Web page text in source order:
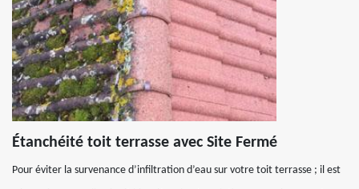
Étanchéité toit terrasse avec Site Fermé
Pour éviter la survenance d’infiltration d’eau sur votre toit terrasse ; il est